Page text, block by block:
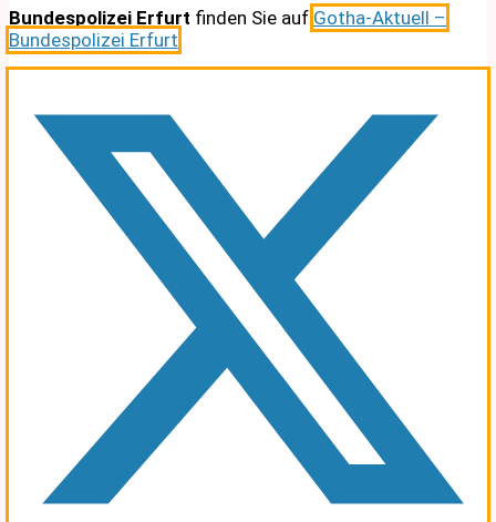
Bundespolizei Erfurt finden Sie auf Gotha-Aktuell –
Bundespolizei Erfurt